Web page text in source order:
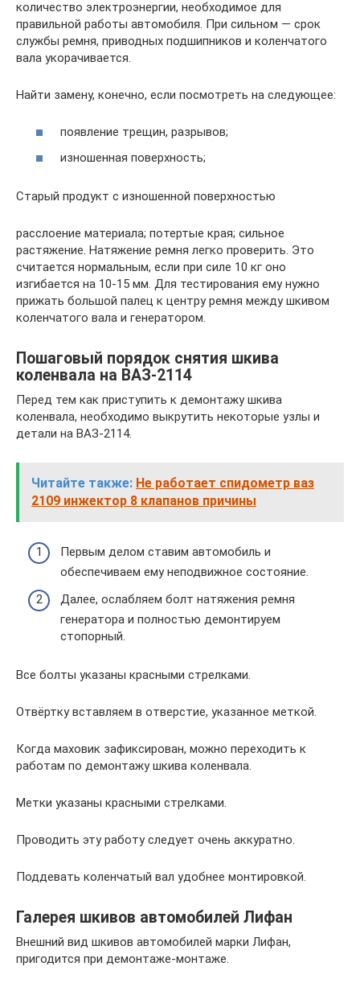
количество электроэнергии, необходимое для
правильной работы автомобиля. При сильном — срок
службы ремня, приводных подшипников и коленчатого
вала укорачивается.
Найти замену, конечно, если посмотреть на следующее:
появление трещин, разрывов;
изношенная поверхность;
Старый продукт с изношенной поверхностью
расслоение материала; потертые края; сильное
растяжение. Натяжение ремня легко проверить. Это
считается нормальным, если при силе 10 кг оно
изгибается на 10-15 мм. Для тестирования ему нужно
прижать большой палец к центру ремня между шкивом
коленчатого вала и генератором.
Пошаговый порядок снятия шкива
коленвала на ВАЗ-2114
Перед тем как приступить к демонтажу шкива
коленвала, необходимо выкрутить некоторые узлы и
детали на ВАЗ-2114.
Читайте также: Не работает спидометр ваз
2109 инжектор 8 клапанов причины
Первым делом ставим автомобиль и
обеспечиваем ему неподвижное состояние.
Далее, ослабляем болт натяжения ремня
генератора и полностью демонтируем
стопорный.
Все болты указаны красными стрелками.
Отвёртку вставляем в отверстие, указанное меткой.
Когда маховик зафиксирован, можно переходить к
работам по демонтажу шкива коленвала.
Метки указаны красными стрелками.
Проводить эту работу следует очень аккуратно.
Поддевать коленчатый вал удобнее монтировкой.
Галерея шкивов автомобилей Лифан
Внешний вид шкивов автомобилей марки Лифан,
пригодится при демонтаже-монтаже.